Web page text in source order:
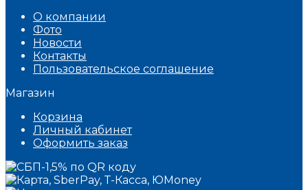
О компании
Фото
Новости
Контакты
Пользовательское соглашение
Магазин
Корзина
Личный кабинет
Оформить заказ